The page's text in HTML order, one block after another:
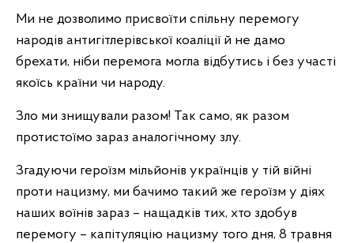
Ми не дозволимо присвоїти спільну перемогу
народів антигітлерівської коаліції й не дамо
брехати, ніби перемога могла відбутись і без участі
якоїсь країни чи народу.
Зло ми знищували разом! Так само, як разом
протистоїмо зараз аналогічному злу.
Згадуючи героїзм мільйонів українців у тій війні
проти нацизму, ми бачимо такий же героїзм у діях
наших воїнів зараз – нащадків тих, хто здобув
перемогу – капітуляцію нацизму того дня, 8 травня